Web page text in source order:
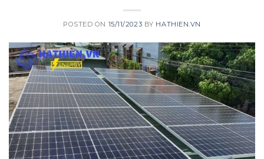
POSTED ON 15/11/2023 BY HATHIEN.VN